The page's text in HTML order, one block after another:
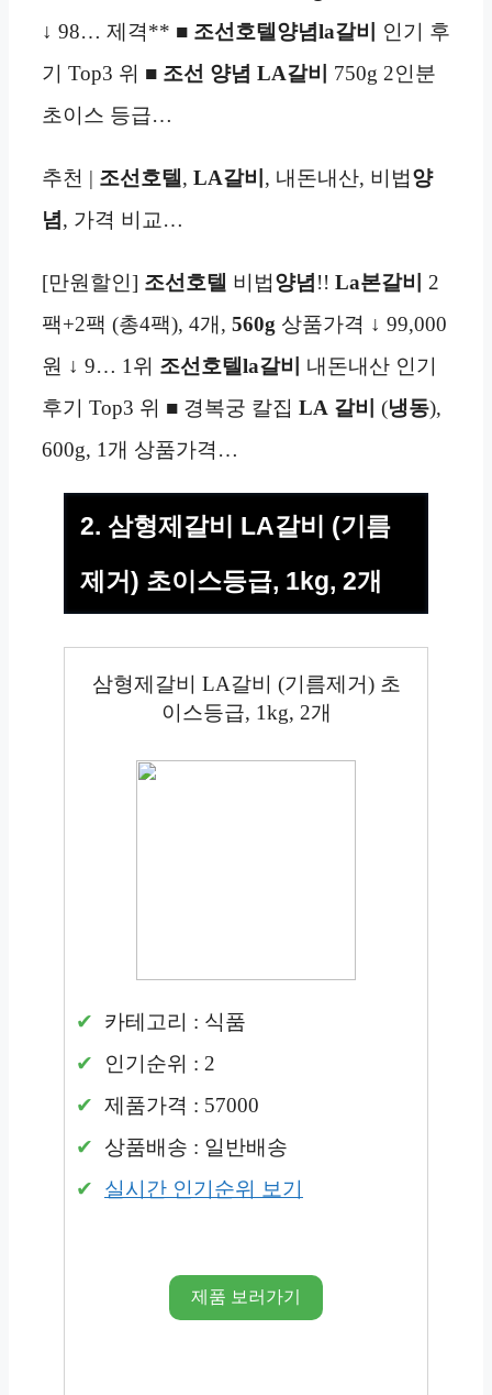
↓ 98… 제격** ■ 조선호텔양념la갈비
인기 후
기 Top3 위 ■ 조선 양념 LA갈비
750g 2인분
초이스 등급…
추천 | 조선호텔 , LA갈비 , 내돈내산, 비법양
념 , 가격 비교…
[만원할인] 조선호텔 비법양념 !! La본갈비
2
팩+2팩 (총4팩), 4개, 560g 상품가격 ↓ 99,000
원 ↓ 9… 1위 조선호텔la갈비
내돈내산 인기
후기 Top3 위 ■ 경복궁 칼집 LA 갈비 (냉동),
600g, 1개 상품가격…
2. 삼형제갈비 LA갈비 (기름
제거) 초이스등급, 1kg, 2개
삼형제갈비 LA갈비 (기름제거) 초
이스등급, 1kg, 2개
카테고리 : 식품
인기순위 : 2
제품가격 : 57000
상품배송 : 일반배송
실시간 인기순위 보기
제품 보러가기